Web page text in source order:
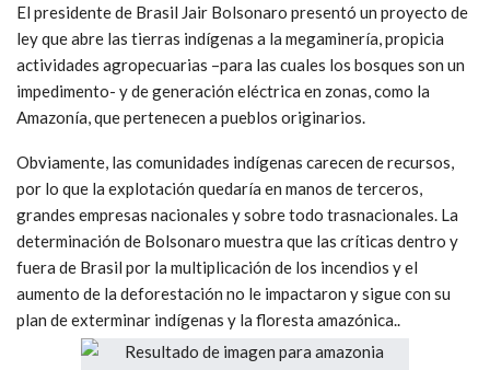
El presidente de Brasil Jair Bolsonaro presentó un proyecto de
ley que abre las tierras indígenas a la megaminería, propicia
actividades agropecuarias –para las cuales los bosques son un
impedimento- y de generación eléctrica en zonas, como la
Amazonía, que pertenecen a pueblos originarios.
Obviamente, las comunidades indígenas carecen de recursos,
por lo que la explotación quedaría en manos de terceros,
grandes empresas nacionales y sobre todo trasnacionales. La
determinación de Bolsonaro muestra que las críticas dentro y
fuera de Brasil por la multiplicación de los incendios y el
aumento de la deforestación no le impactaron y sigue con su
plan de exterminar indígenas y la floresta amazónica..